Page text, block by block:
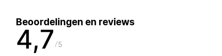
Beoordelingen en reviews
4,7 5